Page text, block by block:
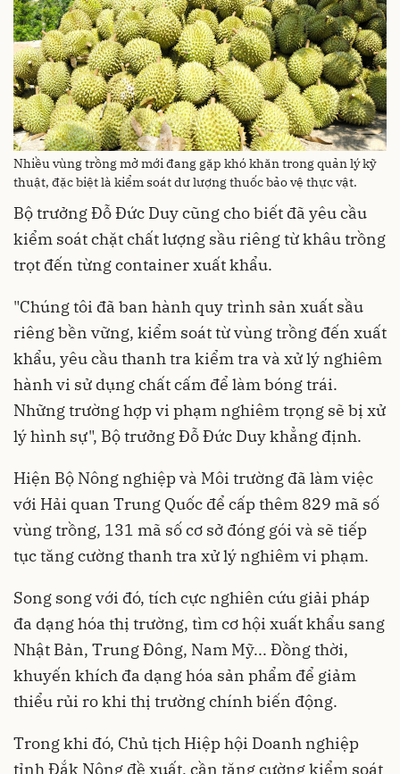
Nhiều vùng trồng mở mới đang gặp khó khăn trong quản lý kỹ
thuật, đặc biệt là kiểm soát dư lượng thuốc bảo vệ thực vật.
Bộ trưởng Đỗ Đức Duy cũng cho biết đã yêu cầu
kiểm soát chặt chất lượng sầu riêng từ khâu trồng
trọt đến từng container xuất khẩu.
"Chúng tôi đã ban hành quy trình sản xuất sầu
riêng bền vững, kiểm soát từ vùng trồng đến xuất
khẩu, yêu cầu thanh tra kiểm tra và xử lý nghiêm
hành vi sử dụng chất cấm để làm bóng trái.
Những trường hợp vi phạm nghiêm trọng sẽ bị xử
lý hình sự", Bộ trưởng Đỗ Đức Duy khẳng định.
Hiện Bộ Nông nghiệp và Môi trường đã làm việc
với Hải quan Trung Quốc để cấp thêm 829 mã số
vùng trồng, 131 mã số cơ sở đóng gói và sẽ tiếp
tục tăng cường thanh tra xử lý nghiêm vi phạm.
Song song với đó, tích cực nghiên cứu giải pháp
đa dạng hóa thị trường, tìm cơ hội xuất khẩu sang
Nhật Bản, Trung Đông, Nam Mỹ... Đồng thời,
khuyến khích đa dạng hóa sản phẩm để giảm
thiểu rủi ro khi thị trường chính biến động.
Trong khi đó, Chủ tịch Hiệp hội Doanh nghiệp
tỉnh Đắk Nông đề xuất, cần tăng cường kiểm soát